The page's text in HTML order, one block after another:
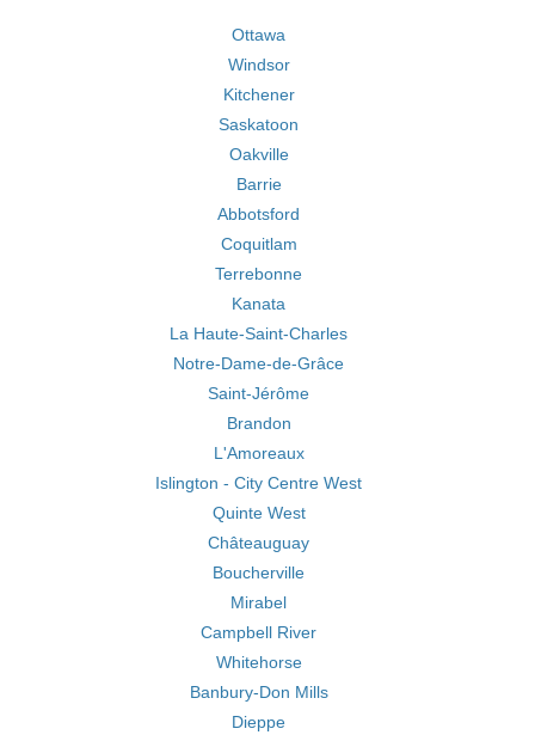
Ottawa
Windsor
Kitchener
Saskatoon
Oakville
Barrie
Abbotsford
Coquitlam
Terrebonne
Kanata
La Haute-Saint-Charles
Notre-Dame-de-Grâce
Saint-Jérôme
Brandon
L'Amoreaux
Islington - City Centre West
Quinte West
Châteauguay
Boucherville
Mirabel
Campbell River
Whitehorse
Banbury-Don Mills
Dieppe